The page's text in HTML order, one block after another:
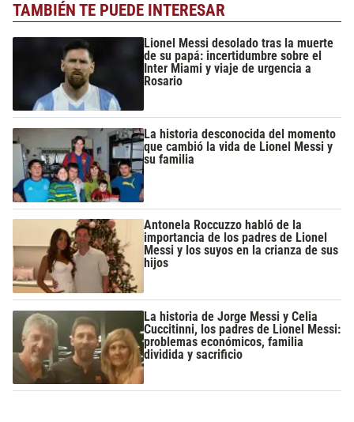
TAMBIÉN TE PUEDE INTERESAR
Lionel Messi desolado tras la muerte
de su papá: incertidumbre sobre el
Inter Miami y viaje de urgencia a
Rosario
La historia desconocida del momento
que cambió la vida de Lionel Messi y
su familia
Antonela Roccuzzo habló de la
importancia de los padres de Lionel
Messi y los suyos en la crianza de sus
hijos
La historia de Jorge Messi y Celia
Cuccitinni, los padres de Lionel Messi:
problemas económicos, familia
dividida y sacrificio